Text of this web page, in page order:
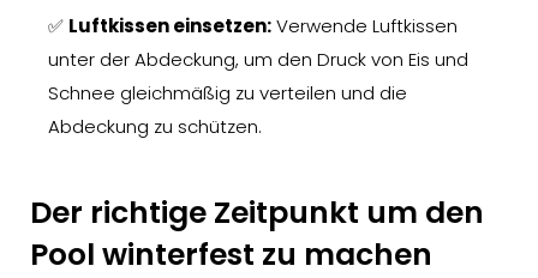
✅ Luftkissen einsetzen:Verwende Luftkissen
unter der Abdeckung, um den Druck von Eis und
Schnee gleichmäßig zu verteilen und die
Abdeckung zu schützen.
Der richtige Zeitpunkt um den
Pool winterfest zu machen